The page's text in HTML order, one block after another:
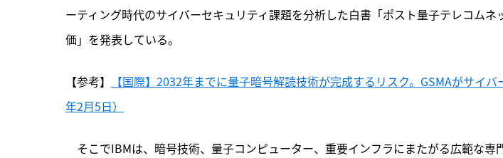
ーティング時代のサイバーセキュリティ課題を分析した白書「ポスト量子テレコム
価」を発表している。
【参考】
【国際】2032年までに量子暗号解読技術が完成するリスク。GSMAがサイ
年2月5日）
そこでIBMは、暗号技術、量子コンピューター、重要インフラにまたがる広範な専